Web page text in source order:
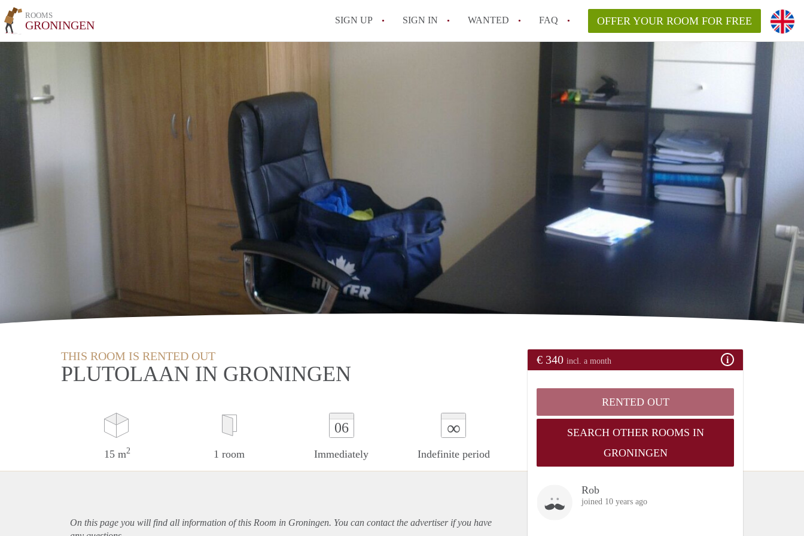
ROOMS
GRONINGEN SIGN UP SIGN IN WANTED FAQ OFFER YOUR ROOM FOR FREE
THIS ROOM IS RENTED OUT
PLUTOLAAN IN GRONINGEN
15 m2 1 room
06
Immediately
∞
Indefinite period
€ 340 incl. a month
RENTED OUT
SEARCH OTHER ROOMS IN
GRONINGEN
Rob
joined 10 years ago
On this page you will find all information of this Room in Groningen. You can contact the advertiser if you have